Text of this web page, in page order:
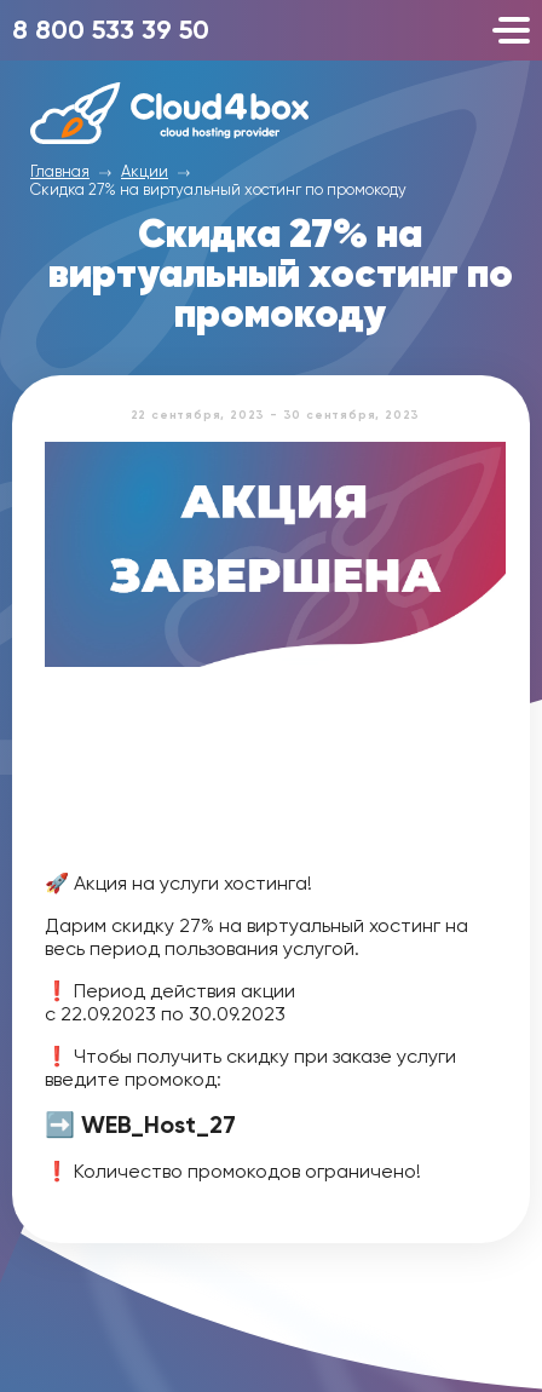
8 800 533 39 50
Главная
Акции
Скидка 27% на виртуальный хостинг по промокоду
Скидка 27% на
виртуальный хостинг по
промокоду
🚀 Акция на услуги хостинга!
Дарим скидку 27% на виртуальный хостинг на
весь период пользования услугой.
❗️ Период действия акции
с 22.09.2023 по 30.09.2023
❗️ Чтобы получить скидку при заказе услуги
введите промокод:
➡️ WEB_Host_27
❗️ Количество промокодов ограничено!
22 сентября, 2023 - 30 сентября, 2023